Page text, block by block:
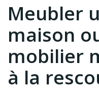
Meubler
maison
mobilier
à la